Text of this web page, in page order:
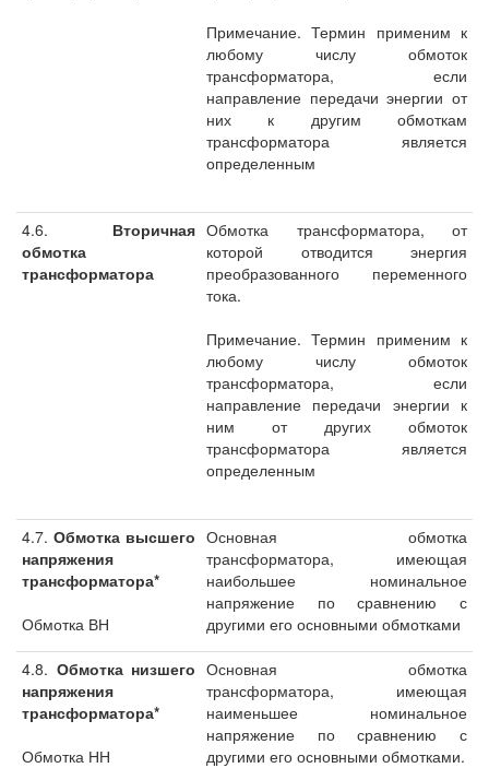
Примечание. Термин применим к
любому числу обмоток
трансформатора, если
направление передачи энергии от
них к другим обмоткам
трансформатора является
определенным
4.6. Вторичная
обмотка
трансформатора
Обмотка трансформатора, от
которой отводится энергия
преобразованного переменного
тока.
Примечание. Термин применим к
любому числу обмоток
трансформатора, если
направление передачи энергии к
ним от других обмоток
трансформатора является
определенным
4.7. Обмотка высшего
напряжения
трансформатора*
Обмотка ВН
Основная обмотка
трансформатора, имеющая
наибольшее номинальное
напряжение по сравнению с
другими его основными обмотками
4.8. Обмотка низшего
напряжения
трансформатора*
Обмотка НН
Основная обмотка
трансформатора, имеющая
наименьшее номинальное
напряжение по сравнению с
другими его основными обмотками.